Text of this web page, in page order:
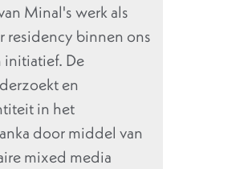
Minal's werk als
residency binnen ons
initiatief. De
en
in het
door middel van
mixed media